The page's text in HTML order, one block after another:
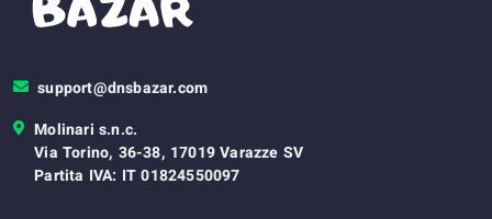
support@dnsbazar.com
Molinari s.n.c.
Via Torino, 36-38, 17019 Varazze SV
Partita IVA: IT 01824550097